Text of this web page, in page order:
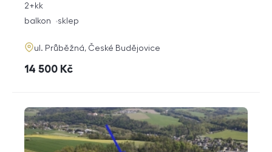
rozměry
2+kk
funkce
balkon sklep
adresa
ul. Průběžná, České Budějovice
cena
14 500 Kč